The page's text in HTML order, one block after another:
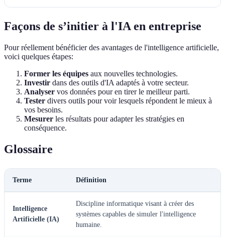
Façons de s’initier à l'IA en entreprise
Pour réellement bénéficier des avantages de l'intelligence artificielle,
voici quelques étapes:
Former les équipes aux nouvelles technologies.
Investir dans des outils d'IA adaptés à votre secteur.
Analyser vos données pour en tirer le meilleur parti.
Tester divers outils pour voir lesquels répondent le mieux à
vos besoins.
Mesurer les résultats pour adapter les stratégies en
conséquence.
Glossaire
Terme Définition
Intelligence
Artificielle (IA)
Discipline informatique visant à créer des
systèmes capables de simuler l'intelligence
humaine.